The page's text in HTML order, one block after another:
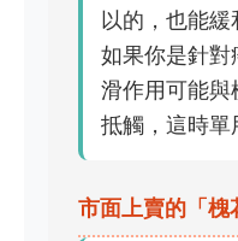
以的，也能
如果你是針對
滑作用可能與
抵觸，這時單
市面上賣的「槐